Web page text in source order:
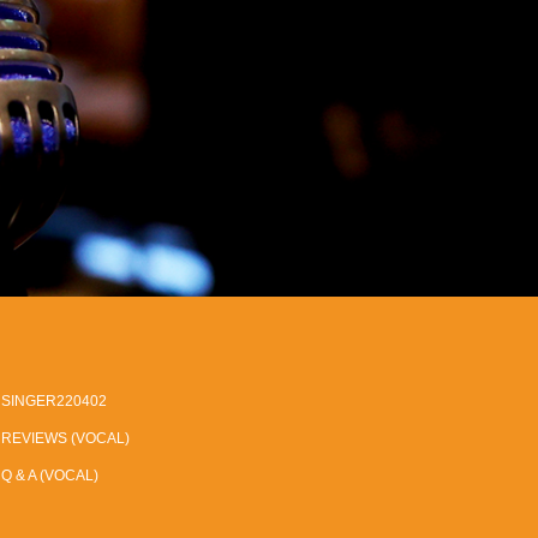
SINGER220402
REVIEWS (VOCAL)
Q & A (VOCAL)